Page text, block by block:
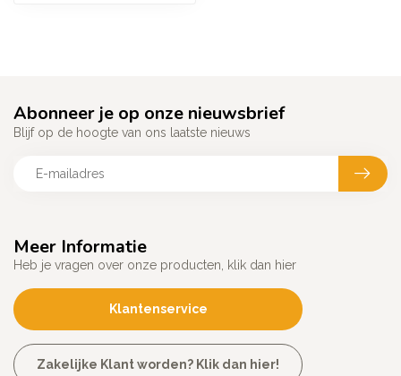
Meer Informatie
Heb je vragen over onze producten, klik dan hier
Klantenservice
Zakelijke Klant worden? Klik dan hier!
Abonneer je op onze nieuwsbrief
Blijf op de hoogte van ons laatste nieuws